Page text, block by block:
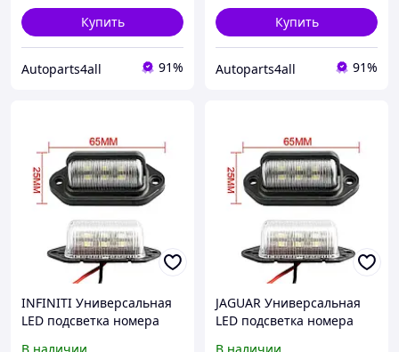
Купить
Autoparts4all 91%
Купить
Autoparts4all 91%
INFINITI Универсальная
LED подсветка номера
JAGUAR Универсальная
LED подсветка номера